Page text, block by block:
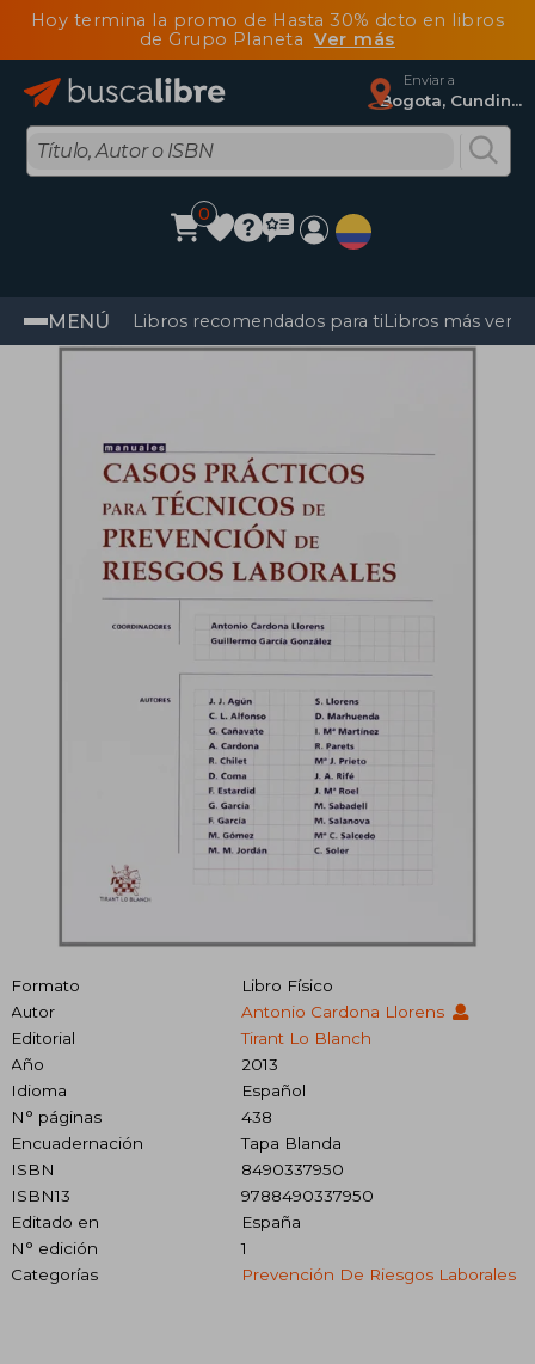
Hoy termina la promo de Hasta 30% dcto en libros
de Grupo Planeta Ver más
Enviar a
Bogota, Cundinamarca
0
MENÚ Libros recomendados para tiLibros más
Formato
Libro Físico
Autor
Antonio Cardona Llorens
Editorial
Tirant Lo Blanch
Año
2013
Idioma
Español
N° páginas
438
Encuadernación
Tapa Blanda
ISBN
8490337950
ISBN13
9788490337950
Editado en
España
N° edición
1
Categorías
Prevención De Riesgos Laborales